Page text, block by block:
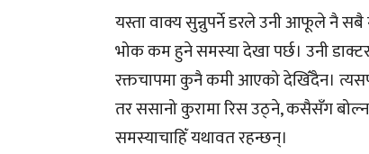
यस्ता वाक्य सुन्नुपर्ने डरले उनी आफूले नै सबै
भोक कम हुने समस्या देखा पर्छ। उनी
रक्तचापमा कुनै कमी आएको देखिँंदैन।
तर ससानो कुरामा रिस उठ्ने, कसैसँग बोल्न
समस्याचाहिँ यथावत रहन्छन्।